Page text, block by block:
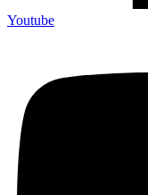
Youtube